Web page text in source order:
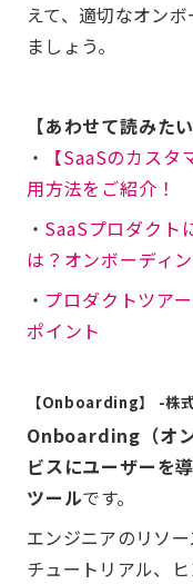
えて、適切なオン
ましょう。
【あわせて読みた
・
【SaaSのカス
用方法をご紹介！
・ SaaSプロダクト
は？オンボーディ
・ プロダクトツア
ポイント
【Onboarding】 -株
Onboarding（オ
ビスにユーザーを
ツールです。
エンジニアのリソ
チュートリアル、